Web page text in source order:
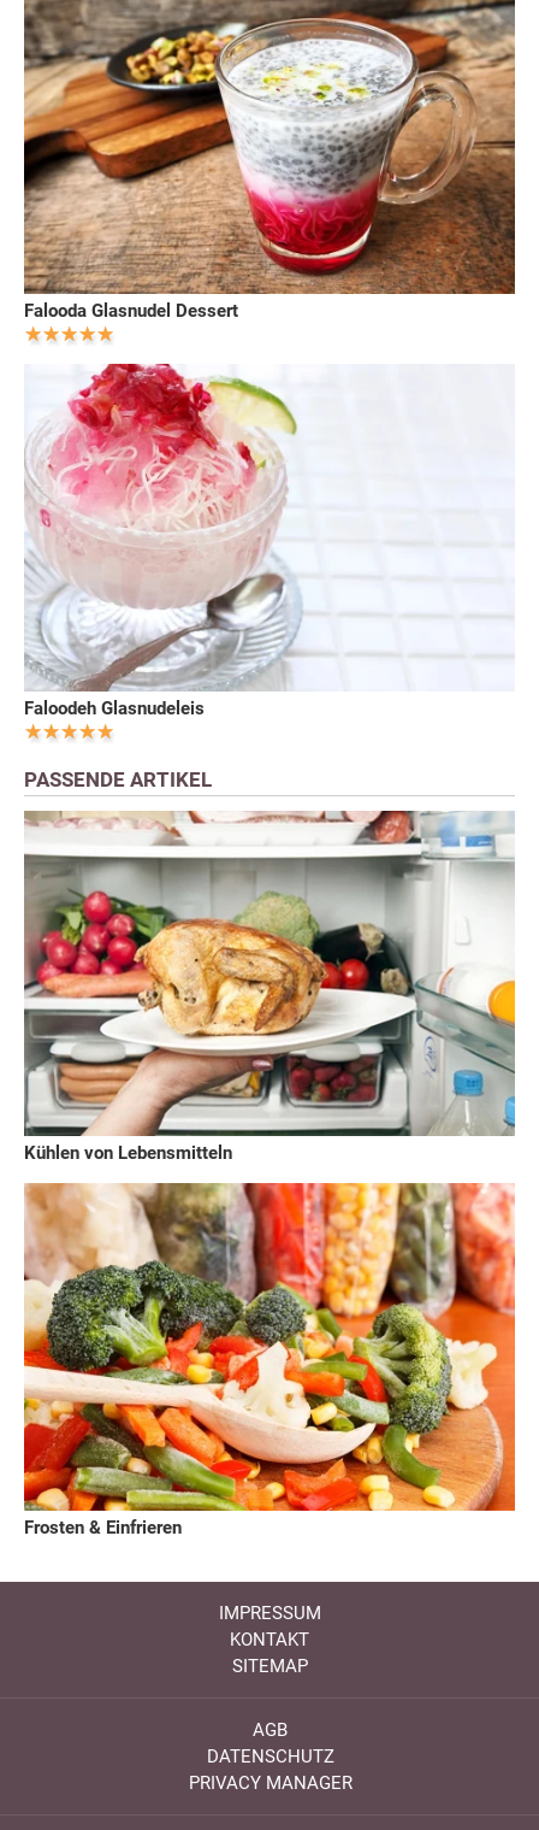
Falooda Glasnudel Dessert
Faloodeh Glasnudeleis
PASSENDE ARTIKEL
Kühlen von Lebensmitteln
Frosten & Einfrieren
IMPRESSUM
KONTAKT
SITEMAP
AGB
DATENSCHUTZ
PRIVACY MANAGER